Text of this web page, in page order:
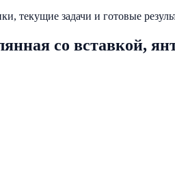
текущие задачи и готовые
со вставкой,